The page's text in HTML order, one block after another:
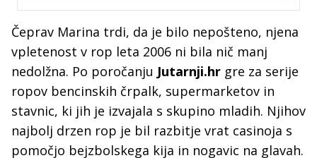
Čeprav Marina trdi, da je bilo nepošteno, njena
vpletenost v rop leta 2006 ni bila nič manj
nedolžna. Po poročanju Jutarnji.hr gre za serije
ropov bencinskih črpalk, supermarketov in
stavnic, ki jih je izvajala s skupino mladih. Njihov
najbolj drzen rop je bil razbitje vrat casinoja s
pomočjo bejzbolskega kija in nogavic na glavah.